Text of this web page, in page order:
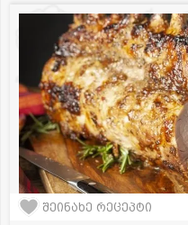
შეინახე რეცეპტი